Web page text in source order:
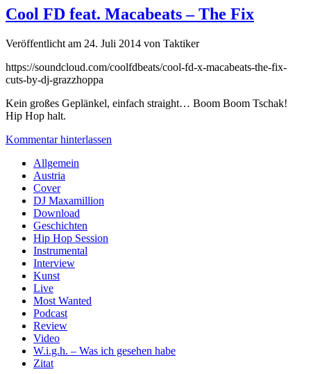
Cool FD feat. Macabeats – The Fix
Veröffentlicht am 24. Juli 2014 von Taktiker
https://soundcloud.com/coolfdbeats/cool-fd-x-macabeats-the-fix-
cuts-by-dj-grazzhoppa
Kein großes Geplänkel, einfach straight… Boom Boom Tschak!
Hip Hop halt.
Kommentar hinterlassen
Sidebar
Allgemein
Austria
Cover
DJ Maxamillion
Download
Geschichten
Hip Hop Session
Instrumental
Interview
Kunst
Live
Most Wanted
Podcast
Review
Video
W.i.g.h. – Was ich gesehen habe
Zitat